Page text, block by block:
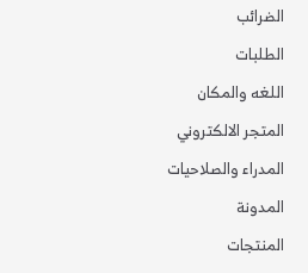
الضرائب
الطلبات
اللغه والمكان
المتجر الالكتروني
المدراء والصلاحيات
المدونة
المنتجات